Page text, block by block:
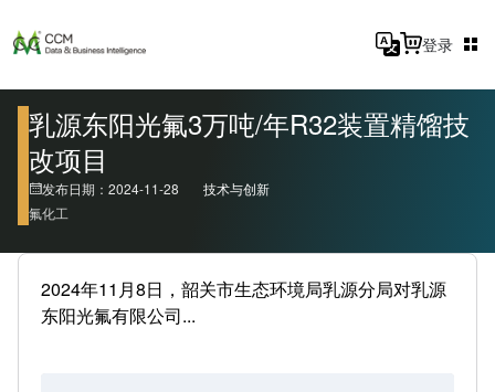
登录
乳源东阳光氟3万吨/年R32装置精馏技
改项目
发布日期：2024-11-28
技术与创新
氟化工
2024年11月8日，韶关市生态环境局乳源分局对乳源
东阳光氟有限公司...